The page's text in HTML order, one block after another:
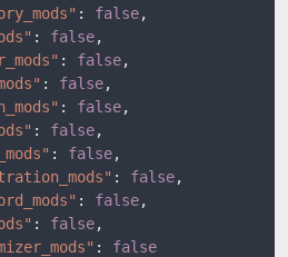
: false,
: false,
: false,
: false,
: false,
: false,
: false,
: false,
: false,
: false,
:
false